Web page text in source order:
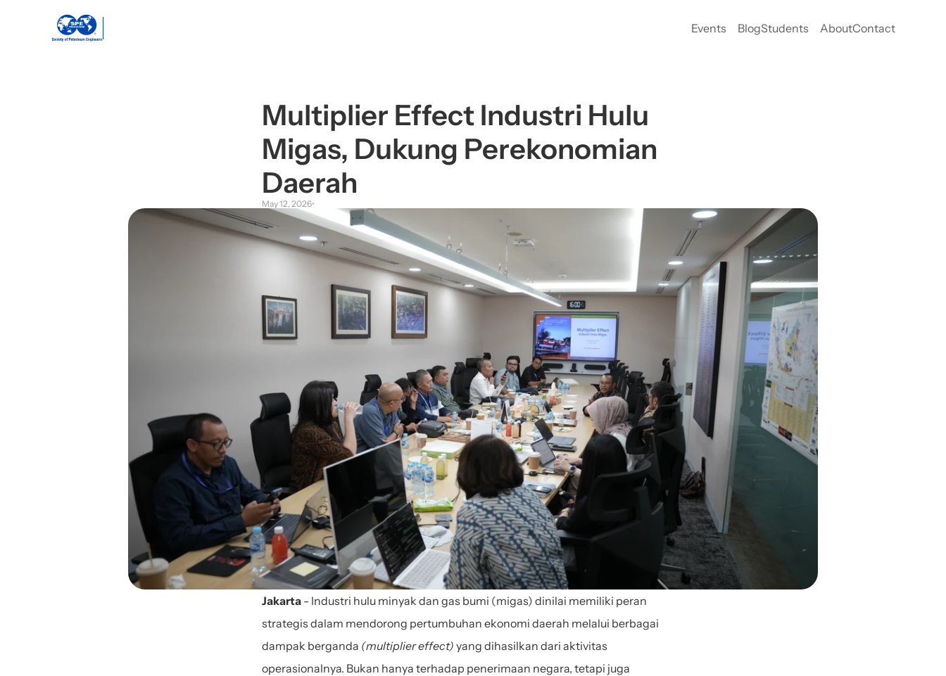
Events BlogStudents AboutContact
Multiplier Effect Industri Hulu
Migas, Dukung Perekonomian
Daerah
May 12, 2026•
Jakarta - Industri hulu minyak dan gas bumi (migas) dinilai memiliki peran
strategis dalam mendorong pertumbuhan ekonomi daerah melalui berbagai
dampak berganda (multiplier effect) yang dihasilkan dari aktivitas
operasionalnya. Bukan hanya terhadap penerimaan negara, tetapi juga